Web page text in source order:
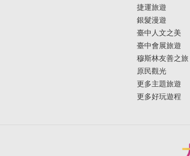
捷運旅遊
銀髮漫遊
臺中人文之美
臺中會展旅遊
穆斯林友善之旅
原民觀光
更多主題旅遊
更多好玩遊程